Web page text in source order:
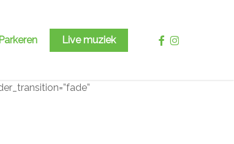
Parkeren Live muziek facebook
instagram